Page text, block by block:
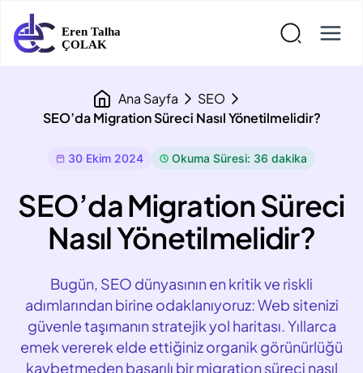
Ana Sayfa
SEO
SEO’da Migration Süreci Nasıl Yönetilmelidir?
30 Ekim 2024 Okuma Süresi: 36 dakika
SEO’da Migration Süreci
Nasıl Yönetilmelidir?
Bugün, SEO dünyasının en kritik ve riskli
adımlarından birine odaklanıyoruz: Web sitenizi
güvenle taşımanın stratejik yol haritası. Yıllarca
emek vererek elde ettiğiniz organik görünürlüğü
kaybetmeden başarılı bir migration süreci nasıl